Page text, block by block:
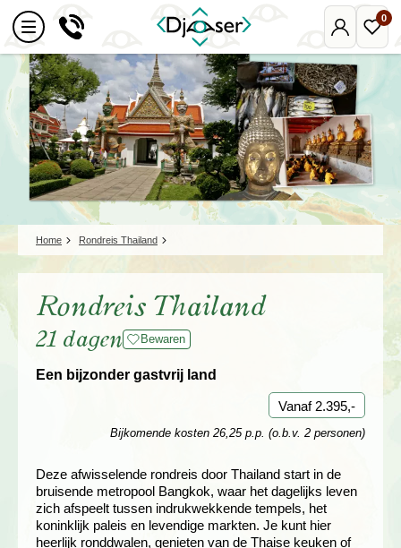
Mijn
Djoser
0
Home Rondreis Thailand
Rondreis Thailand
21 dagen Bewaren
Een bijzonder gastvrij land
Vanaf 2.395,-
Bijkomende kosten 26,25 p.p. (o.b.v. 2 personen)
Deze afwisselende rondreis door Thailand start in de
bruisende metropool Bangkok, waar het dagelijks leven
zich afspeelt tussen indrukwekkende tempels, het
koninklijk paleis en levendige markten. Je kunt hier
heerlijk ronddwalen, genieten van de Thaise keuken of